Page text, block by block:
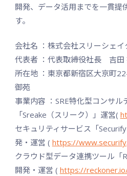
開発、データ活用までを一貫提
す。
会社名 ：株式会社スリーシェイ
代表者 ：代表取締役社長 吉田
所在地 ：東京都新宿区大京町
御苑
事業内容 ：SRE特化型コンサル
「Sreake（スリーク）」運営(
セキュリティサービス「
発・運営 ( https://
クラウド型データ連携ツール「
開発・運営 ( https://